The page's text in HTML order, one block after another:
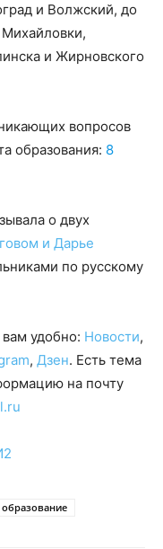
и Волжский, до
и Жирновского
вопросов
образования: 8
о двух
и Дарье
по русскому
удобно: Новости,
, Дзен. Есть тема
на почту
образование